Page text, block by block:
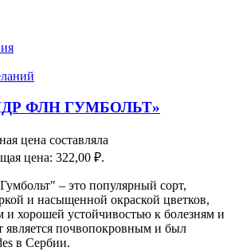
ФЛН ГУМБОЛЬТ»
цена составляла
цена: 322,00 ₽.
– это популярный сорт,
и насыщенной окраской цветков,
хорошей устойчивостью к болезням и
является почвопокровным и был
в Сербии.